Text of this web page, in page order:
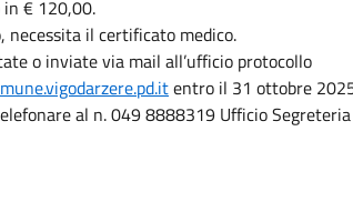
€ 120,00.
necessita il certificato medico.
o inviate via mail all’ufficio protocollo
entro il 31 ottobre
al n. 049 8888319 Ufficio Segreteria